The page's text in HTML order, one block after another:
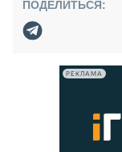
ПОДЕЛИТЬСЯ:
РЕКЛАМА